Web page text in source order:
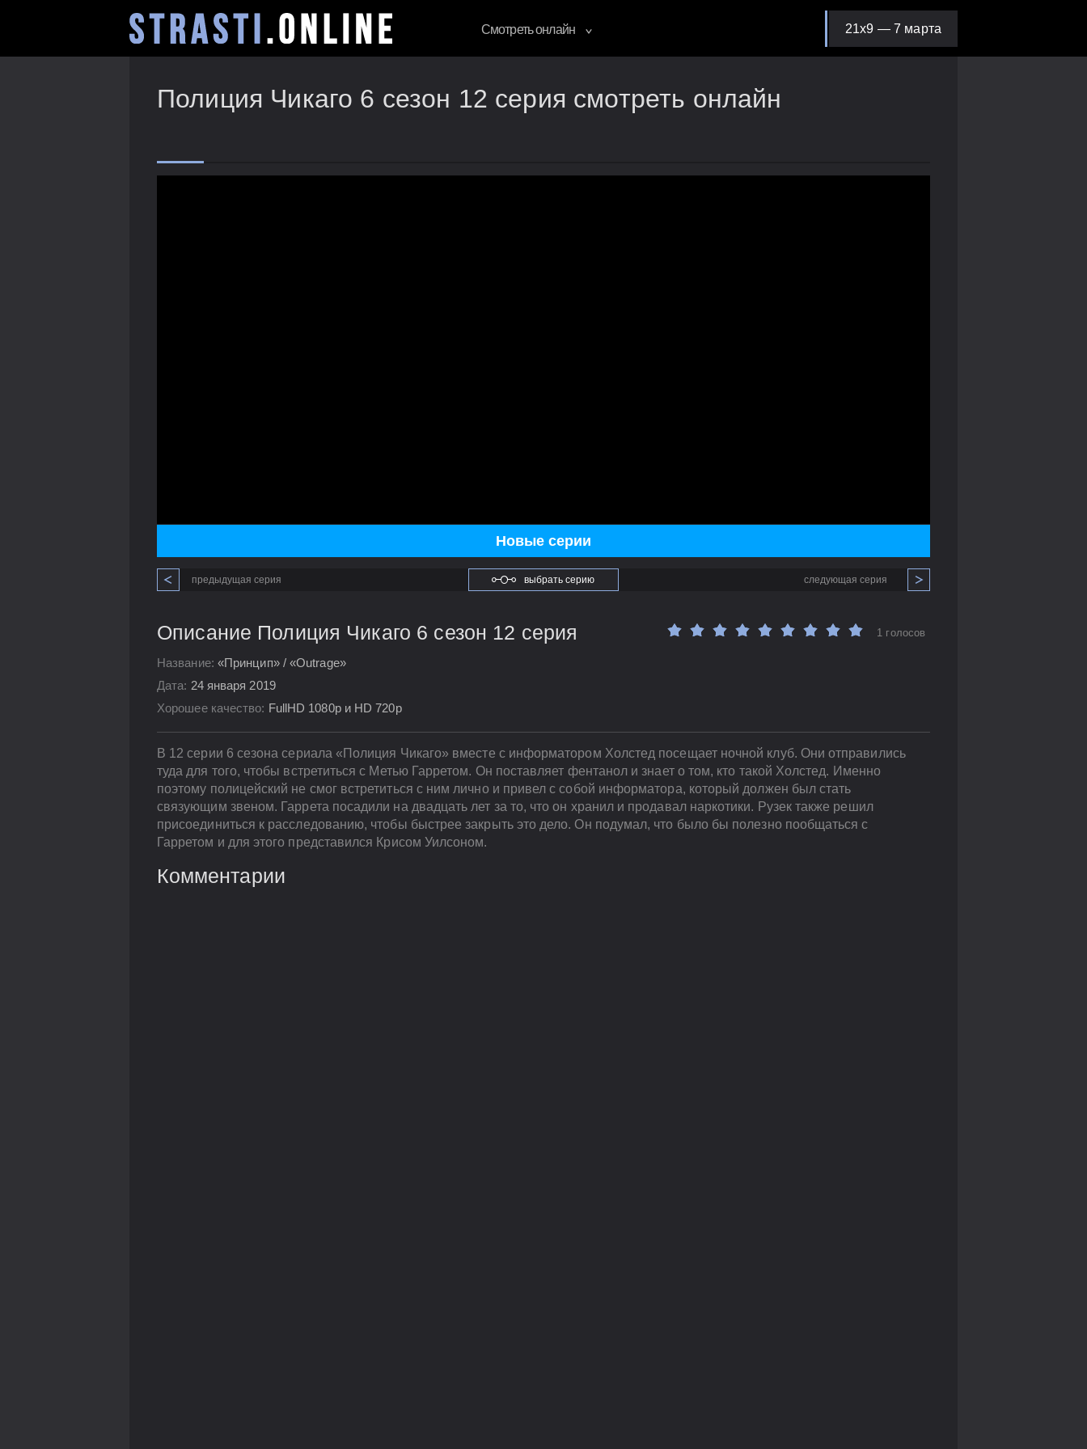
Смотреть онлайн 21х9 — 7 марта
Полиция Чикаго 6 сезон 12 серия смотреть онлайн
Новые серии
предыдущая серия выбрать серию следующая серия
Описание Полиция Чикаго 6 сезон 12 серия
Название: «Принцип» / «Outrage»
Дата: 24 января 2019
Хорошее качество: FullHD 1080p и HD 720p
1 голосов
В 12 серии 6 сезона сериала «Полиция Чикаго» вместе с информатором Холстед посещает ночной клуб. Они отправились
туда для того, чтобы встретиться с Метью Гарретом. Он поставляет фентанол и знает о том, кто такой Холстед. Именно
поэтому полицейский не смог встретиться с ним лично и привел с собой информатора, который должен был стать
связующим звеном. Гаррета посадили на двадцать лет за то, что он хранил и продавал наркотики. Рузек также решил
присоединиться к расследованию, чтобы быстрее закрыть это дело. Он подумал, что было бы полезно пообщаться с
Гарретом и для этого представился Крисом Уилсоном.
Комментарии